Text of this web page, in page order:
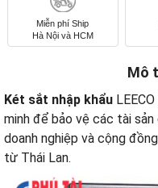
Miễn phí Ship
Hà Nội và HCM
Mô
Két sắt nhập khẩu
minh để bảo vệ các tài
doanh nghiệp và cộng
từ Thái Lan.